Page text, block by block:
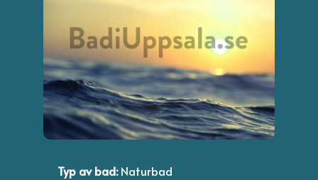
Typ av bad:Naturbad